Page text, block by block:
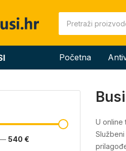
Početna
540 €
U online